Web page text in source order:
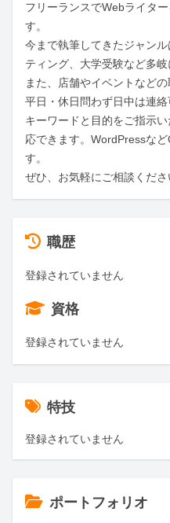
フリーランスでWebライタ
す。
今まで執筆してきたジャン
ティング、大学受験など多岐
また、店舗やイベントなどの
平日・休日問わず日中は連絡
キーワードと目的をご指示
応できます。WordPressな
す。
ぜひ、お気軽にご相談くださ
職歴
登録されていません
資格
登録されていません
特技
登録されていません
ポートフォリオ